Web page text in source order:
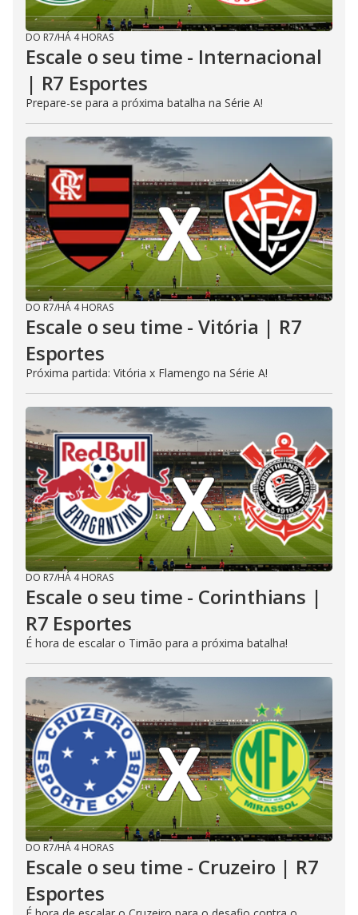
DO R7/HÁ 4 HORAS
Escale o seu time - Internacional
| R7 Esportes
Prepare-se para a próxima batalha na Série A!
DO R7/HÁ 4 HORAS
Escale o seu time - Vitória | R7
Esportes
Próxima partida: Vitória x Flamengo na Série A!
DO R7/HÁ 4 HORAS
Escale o seu time - Corinthians |
R7 Esportes
É hora de escalar o Timão para a próxima batalha!
DO R7/HÁ 4 HORAS
Escale o seu time - Cruzeiro | R7
Esportes